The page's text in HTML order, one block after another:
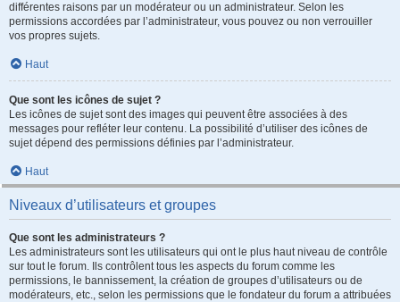
différentes raisons par un modérateur ou un administrateur. Selon les
permissions accordées par l’administrateur, vous pouvez ou non verrouiller
vos propres sujets.
Haut
Que sont les icônes de sujet ?
Les icônes de sujet sont des images qui peuvent être associées à des
messages pour refléter leur contenu. La possibilité d’utiliser des icônes de
sujet dépend des permissions définies par l’administrateur.
Haut
Niveaux d’utilisateurs et groupes
Que sont les administrateurs ?
Les administrateurs sont les utilisateurs qui ont le plus haut niveau de contrôle
sur tout le forum. Ils contrôlent tous les aspects du forum comme les
permissions, le bannissement, la création de groupes d’utilisateurs ou de
modérateurs, etc., selon les permissions que le fondateur du forum a attribuées